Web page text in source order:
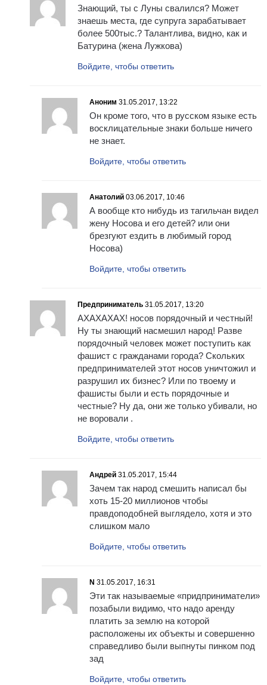
Знающий, ты с Луны свалился? Может
знаешь места, где супруга зарабатывает
более 500тыс.? Талантлива, видно, как и
Батурина (жена Лужкова)
Войдите, чтобы ответить
Аноним 31.05.2017, 13:22
Он кроме того, что в русском языке есть
восклицательные знаки больше ничего
не знает.
Войдите, чтобы ответить
Анатолий 03.06.2017, 10:46
А вообще кто нибудь из тагильчан видел
жену Носова и его детей? или они
брезгуют ездить в любимый город
Носова)
Войдите, чтобы ответить
Предприниматель 31.05.2017, 13:20
АХАХАХАХ! носов порядочный и честный!
Ну ты знающий насмешил народ! Разве
порядочный человек может поступить как
фашист с гражданами города? Скольких
предпринимателей этот носов уничтожил и
разрушил их бизнес? Или по твоему и
фашисты были и есть порядочные и
честные? Ну да, они же только убивали, но
не воровали .
Войдите, чтобы ответить
Андрей 31.05.2017, 15:44
Зачем так народ смешить написал бы
хоть 15-20 миллионов чтобы
правдоподобней выглядело, хотя и это
слишком мало
Войдите, чтобы ответить
N 31.05.2017, 16:31
Эти так называемые «придприниматели»
позабыли видимо, что надо аренду
платить за землю на которой
расположены их объекты и совершенно
справедливо были выпнуты пинком под
зад
Войдите, чтобы ответить